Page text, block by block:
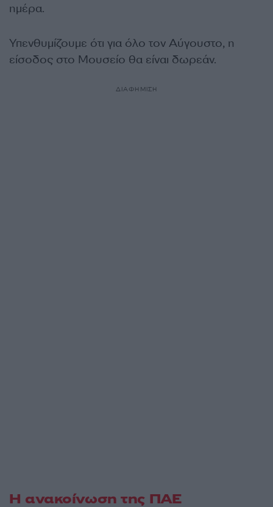
ημέρα.
Υπενθυμίζουμε ότι για όλο τον Αύγουστο, η
είσοδος στο Μουσείο θα είναι δωρεάν.
ΔΙΑΦΗΜΙΣΗ
Η ανακοίνωση της ΠΑΕ